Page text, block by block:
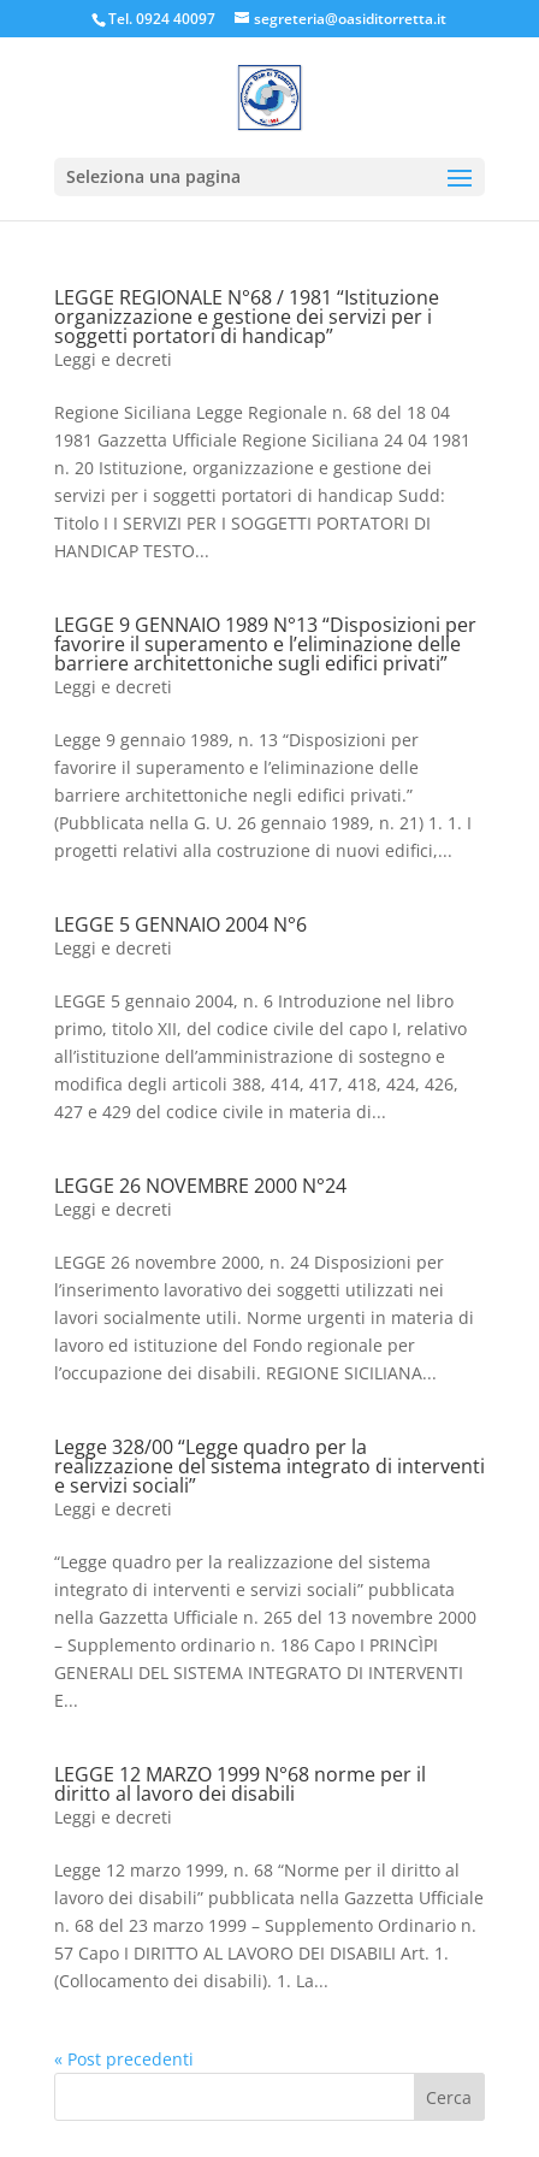
Tel. 0924 40097 segreteria@oasiditorretta.it
Seleziona una pagina
LEGGE REGIONALE N°68 / 1981 “Istituzione
organizzazione e gestione dei servizi per i
soggetti portatori di handicap”
Leggi e decreti
Regione Siciliana Legge Regionale n. 68 del 18 04
1981 Gazzetta Ufficiale Regione Siciliana 24 04 1981
n. 20 Istituzione, organizzazione e gestione dei
servizi per i soggetti portatori di handicap Sudd:
Titolo I I SERVIZI PER I SOGGETTI PORTATORI DI
HANDICAP TESTO...
LEGGE 9 GENNAIO 1989 N°13 “Disposizioni per
favorire il superamento e l’eliminazione delle
barriere architettoniche sugli edifici privati”
Leggi e decreti
Legge 9 gennaio 1989, n. 13 “Disposizioni per
favorire il superamento e l’eliminazione delle
barriere architettoniche negli edifici privati.”
(Pubblicata nella G. U. 26 gennaio 1989, n. 21) 1. 1. I
progetti relativi alla costruzione di nuovi edifici,...
LEGGE 5 GENNAIO 2004 N°6
Leggi e decreti
LEGGE 5 gennaio 2004, n. 6 Introduzione nel libro
primo, titolo XII, del codice civile del capo I, relativo
all’istituzione dell’amministrazione di sostegno e
modifica degli articoli 388, 414, 417, 418, 424, 426,
427 e 429 del codice civile in materia di...
LEGGE 26 NOVEMBRE 2000 N°24
Leggi e decreti
LEGGE 26 novembre 2000, n. 24 Disposizioni per
l’inserimento lavorativo dei soggetti utilizzati nei
lavori socialmente utili. Norme urgenti in materia di
lavoro ed istituzione del Fondo regionale per
l’occupazione dei disabili. REGIONE SICILIANA...
Legge 328/00 “Legge quadro per la
realizzazione del sistema integrato di interventi
e servizi sociali”
Leggi e decreti
“Legge quadro per la realizzazione del sistema
integrato di interventi e servizi sociali” pubblicata
nella Gazzetta Ufficiale n. 265 del 13 novembre 2000
– Supplemento ordinario n. 186 Capo I PRINCÌPI
GENERALI DEL SISTEMA INTEGRATO DI INTERVENTI
E...
LEGGE 12 MARZO 1999 N°68 norme per il
diritto al lavoro dei disabili
Leggi e decreti
Legge 12 marzo 1999, n. 68 “Norme per il diritto al
lavoro dei disabili” pubblicata nella Gazzetta Ufficiale
n. 68 del 23 marzo 1999 – Supplemento Ordinario n.
57 Capo I DIRITTO AL LAVORO DEI DISABILI Art. 1.
(Collocamento dei disabili). 1. La...
« Post precedenti